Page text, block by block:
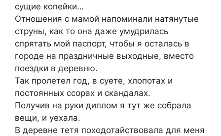
сущие копейки…
Отношения с мамой напоминали натянутые
струны, как то она даже умудрилась
спрятать мой паспорт, чтобы я осталась в
городе на праздничные выходные, вместо
поездки в деревню.
Так пролетел год, в суете, хлопотах и
постоянных ссорах и скандалах.
Получив на руки диплом я тут же собрала
вещи, и уехала.
В деревне тетя походотайствовала для меня